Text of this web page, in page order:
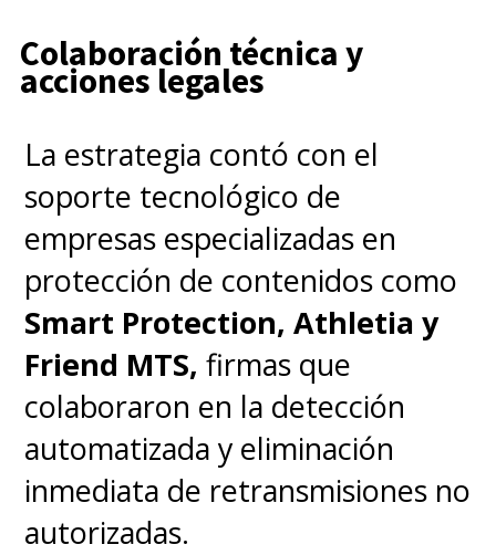
Colaboración técnica y
acciones legales
La estrategia contó con el
soporte tecnológico de
empresas especializadas en
protección de contenidos como
Smart Protection, Athletia y
Friend MTS,firmas que
colaboraron en la detección
automatizada y eliminación
inmediata de retransmisiones no
autorizadas.